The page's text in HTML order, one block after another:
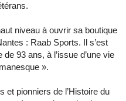
niveau à ouvrir sa boutique
: Raab Sports. Il s’est
93 ans, à l’issue d’une vie
».
et pionniers de l’Histoire du